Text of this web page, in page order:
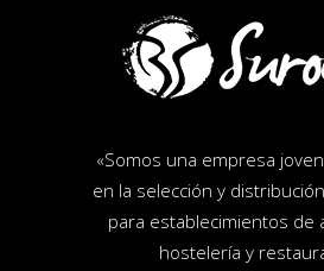
«Somos una empresa
en la selección y
para establecimientos de
hostelería y